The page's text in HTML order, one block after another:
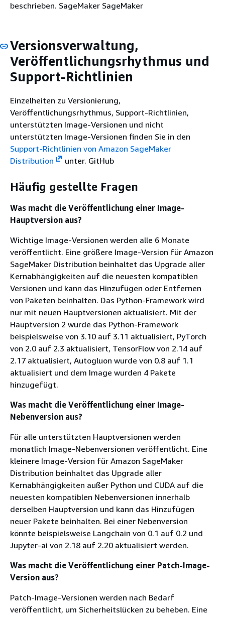
beschrieben. SageMaker SageMaker
Versionsverwaltung,
Veröffentlichungsrhythmus und
Support-Richtlinien
Einzelheiten zu Versionierung,
Veröffentlichungsrhythmus, Support-Richtlinien,
unterstützten Image-Versionen und nicht
unterstützten Image-Versionen finden Sie in den
Support-Richtlinien von Amazon SageMaker
Distribution
unter. GitHub
Häufig gestellte Fragen
Was macht die Veröffentlichung einer Image-
Hauptversion aus?
Wichtige Image-Versionen werden alle 6 Monate
veröffentlicht. Eine größere Image-Version für Amazon
SageMaker Distribution beinhaltet das Upgrade aller
Kernabhängigkeiten auf die neuesten kompatiblen
Versionen und kann das Hinzufügen oder Entfernen
von Paketen beinhalten. Das Python-Framework wird
nur mit neuen Hauptversionen aktualisiert. Mit der
Hauptversion 2 wurde das Python-Framework
beispielsweise von 3.10 auf 3.11 aktualisiert, PyTorch
von 2.0 auf 2.3 aktualisiert, TensorFlow von 2.14 auf
2.17 aktualisiert, Autogluon wurde von 0.8 auf 1.1
aktualisiert und dem Image wurden 4 Pakete
hinzugefügt.
Was macht die Veröffentlichung einer Image-
Nebenversion aus?
Für alle unterstützten Hauptversionen werden
monatlich Image-Nebenversionen veröffentlicht. Eine
kleinere Image-Version für Amazon SageMaker
Distribution beinhaltet das Upgrade aller
Kernabhängigkeiten außer Python und CUDA auf die
neuesten kompatiblen Nebenversionen innerhalb
derselben Hauptversion und kann das Hinzufügen
neuer Pakete beinhalten. Bei einer Nebenversion
könnte beispielsweise Langchain von 0.1 auf 0.2 und
Jupyter-ai von 2.18 auf 2.20 aktualisiert werden.
Was macht die Veröffentlichung einer Patch-Image-
Version aus?
Patch-Image-Versionen werden nach Bedarf
veröffentlicht, um Sicherheitslücken zu beheben. Eine